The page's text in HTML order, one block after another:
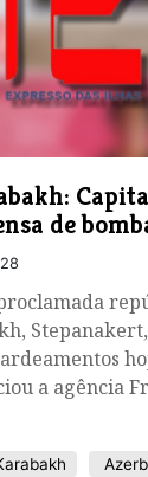
de
a agência